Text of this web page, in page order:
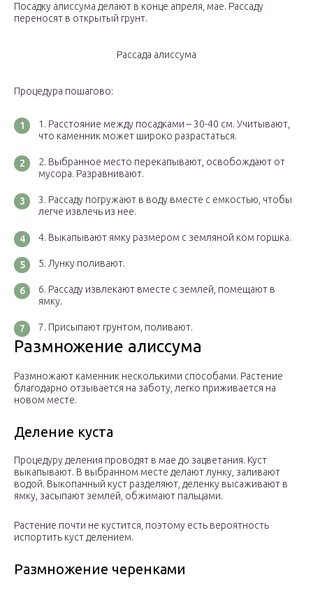
Посадку алиссума делают в конце апреля, мае. Рассаду
переносят в открытый грунт.
Рассада алиссума
Процедура пошагово:
Расстояние между посадками – 30-40 см. Учитывают,
что каменник может широко разрастаться.
Выбранное место перекапывают, освобождают от
мусора. Разравнивают.
Рассаду погружают в воду вместе с емкостью, чтобы
легче извлечь из нее.
Выкапывают ямку размером с земляной ком горшка.
Лунку поливают.
Рассаду извлекают вместе с землей, помещают в
ямку.
Присыпают грунтом, поливают.
Размножение алиссума
Размножают каменник несколькими способами. Растение
благодарно отзывается на заботу, легко приживается на
новом месте.
Деление куста
Процедуру деления проводят в мае до зацветания. Куст
выкапывают. В выбранном месте делают лунку, заливают
водой. Выкопанный куст разделяют, деленку высаживают в
ямку, засыпают землей, обжимают пальцами.
Растение почти не кустится, поэтому есть вероятность
испортить куст делением.
Размножение черенками